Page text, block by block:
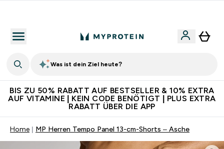
Was ist dein Ziel heute?
BIS ZU 50% RABATT AUF BESTSELLER & 10% EXTRA
AUF VITAMINE | KEIN CODE BENÖTIGT | PLUS EXTRA
RABATT ÜBER DIE APP
Home MP Herren Tempo Panel 13-cm-Shorts – Asche